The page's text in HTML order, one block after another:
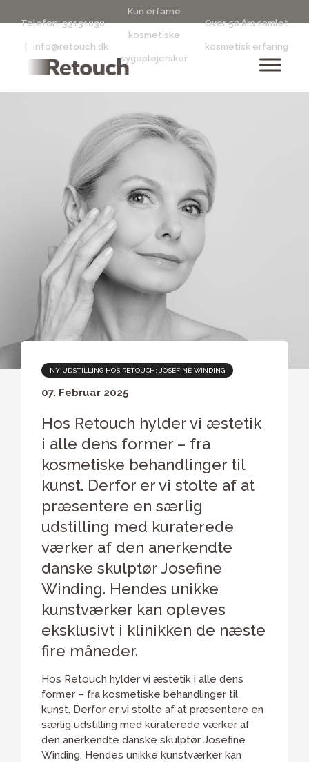
Telefon:33131030
info@retouch.dk
Kun erfarne
kosmetiske
sygeplejersker
Over 50 års samlet
kosmetisk erfaring
NY UDSTILLING HOS RETOUCH: JOSEFINE WINDING
07. Februar 2025
Hos Retouch hylder vi æstetik
i alle dens former – fra
kosmetiske behandlinger til
kunst. Derfor er vi stolte af at
præsentere en særlig
udstilling med kuraterede
værker af den anerkendte
danske skulptør Josefine
Winding. Hendes unikke
kunstværker kan opleves
eksklusivt i klinikken de næste
fire måneder.
Hos Retouch hylder vi æstetik i alle dens
former – fra kosmetiske behandlinger til
kunst. Derfor er vi stolte af at præsentere en
særlig udstilling med kuraterede værker af
den anerkendte danske skulptør Josefine
Winding. Hendes unikke kunstværker kan